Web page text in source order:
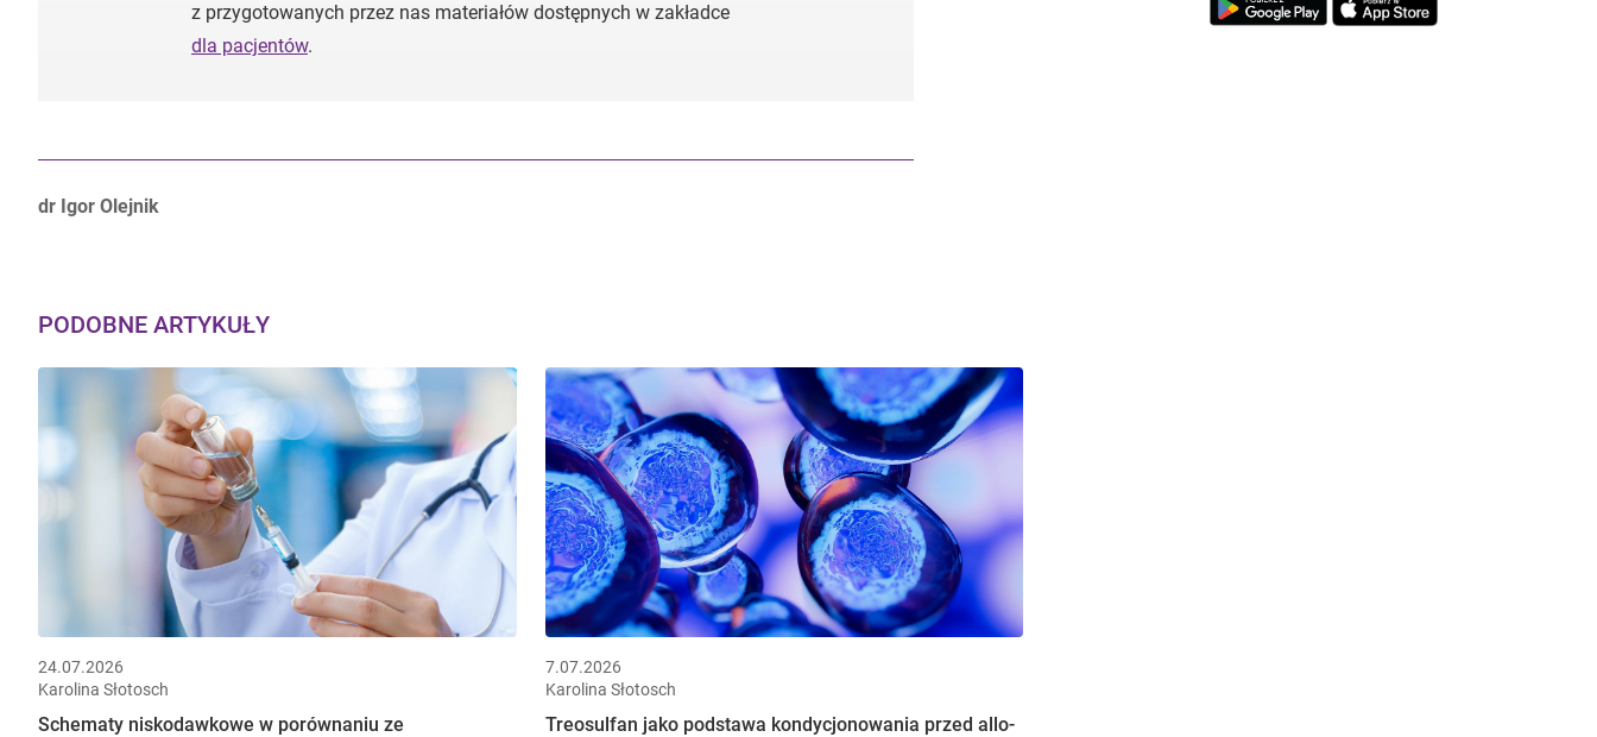
z przygotowanych przez nas materiałów dostępnych w zakładce
dla pacjentów.
Autorzy:
dr Igor Olejnik
PODOBNE ARTYKUŁY
24.07.2026
Karolina Słotosch
Schematy niskodawkowe w porównaniu ze
7.07.2026
Karolina Słotosch
Treosulfan jako podstawa kondycjonowania przed allo-